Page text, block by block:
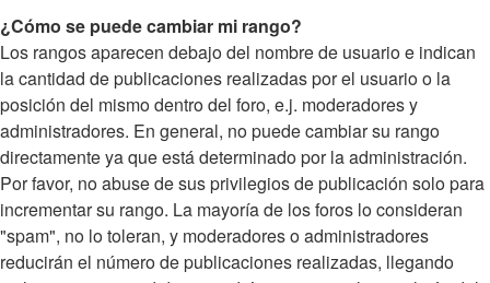
¿Cómo se puede cambiar mi rango?
Los rangos aparecen debajo del nombre de usuario e indican
la cantidad de publicaciones realizadas por el usuario o la
posición del mismo dentro del foro, e.j. moderadores y
administradores. En general, no puede cambiar su rango
directamente ya que está determinado por la administración.
Por favor, no abuse de sus privilegios de publicación solo para
incrementar su rango. La mayoría de los foros lo consideran
"spam", no lo toleran, y moderadores o administradores
reducirán el número de publicaciones realizadas, llegando